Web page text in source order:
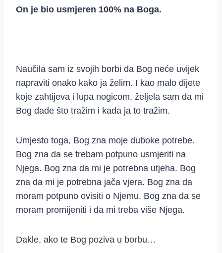
On je bio usmjeren 100% na Boga.
Naučila sam iz svojih borbi da Bog neće uvijek
napraviti onako kako ja želim. I kao malo dijete
koje zahtijeva i lupa nogicom, željela sam da mi
Bog dade što tražim i kada ja to tražim.
Umjesto toga, Bog zna moje duboke potrebe.
Bog zna da se trebam potpuno usmjeriti na
Njega. Bog zna da mi je potrebna utjeha. Bog
zna da mi je potrebna jača vjera. Bog zna da
moram potpuno ovisiti o Njemu. Bog zna da se
moram promijeniti i da mi treba više Njega.
Dakle, ako te Bog poziva u borbu…